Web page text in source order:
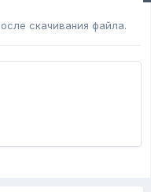
скачивания файла.